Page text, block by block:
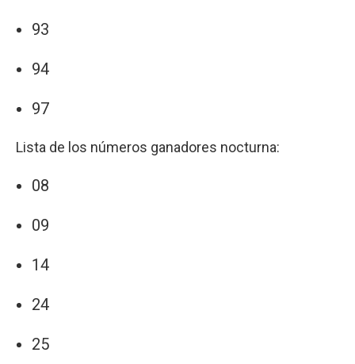
93
94
97
Lista de los números ganadores nocturna:
08
09
14
24
25